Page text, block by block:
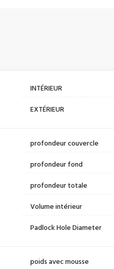
INTÉRIEUR
EXTÉRIEUR
profondeur couvercle
profondeur fond
profondeur totale
Volume intérieur
Padlock Hole Diameter
poids avec mousse